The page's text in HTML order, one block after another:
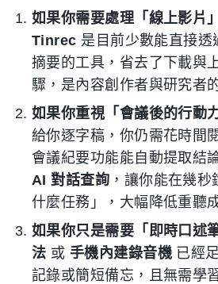
如果你需要處理「線上影片
Tinrec 是目前少數能直接透
摘要的工具，省去了下載與
驟，是內容創作者與研究者
如果你重視「會議後的行動
給你逐字稿，你仍需花時間
會議紀要功能能自動提取結
AI 對話查詢 ，讓你能在幾
什麼任務」，大幅降低重聽
如果你只是需要「即時口述
法 或 手機內建錄音機已經
記錄或簡短備忘，且無需學